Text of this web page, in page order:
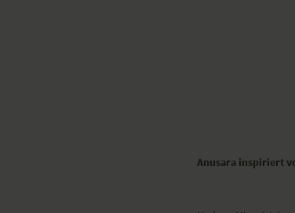
Anusara inspiriert